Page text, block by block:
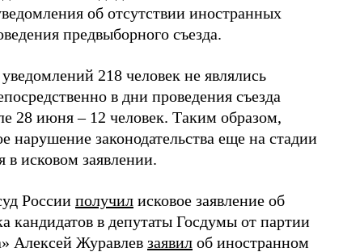
об отсутствии иностранных
предвыборного съезда.
218 человек не являлись
в дни проведения съезда
28 июня – 12 человек. Таким образом,
нарушение законодательства еще на стадии
в исковом заявлении.
России получил исковое заявление об
кандидатов в депутаты Госдумы от партии
Алексей Журавлев заявил об иностранном